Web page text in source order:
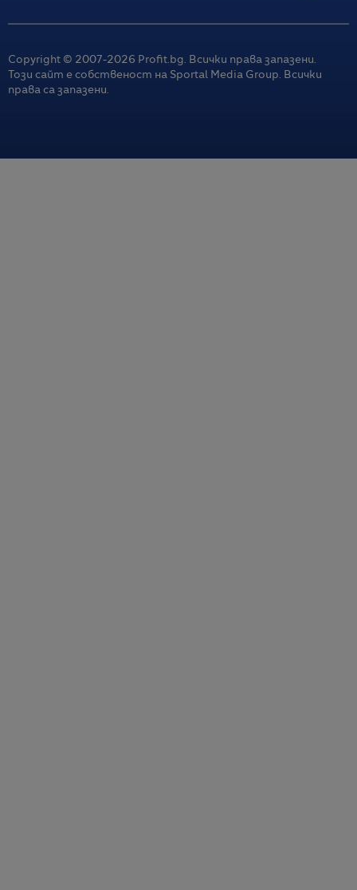
Copyright © 2007-2026 Profit.bg. Всички права запазени.
Този сайт е собственост на Sportal Media Group. Всички
права са запазени.